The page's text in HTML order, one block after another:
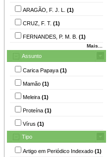
ARAGÃO, F. J. L. (1)
CRUZ, F. T. (1)
FERNANDES, P. M. B. (1)
Mais...
Assunto
Carica Papaya (1)
Mamão (1)
Meleira (1)
Proteína (1)
Vírus (1)
Tipo
Artigo em Periódico Indexado (1)